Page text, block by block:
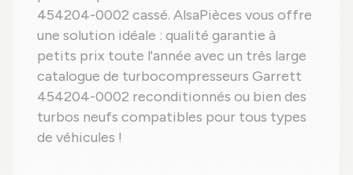
454204-0002 cassé. AlsaPièces vous offre
une solution idéale : qualité garantie à
petits prix toute l'année avec un très large
catalogue de turbocompresseurs Garrett
454204-0002 reconditionnés ou bien des
turbos neufs compatibles pour tous types
de véhicules !